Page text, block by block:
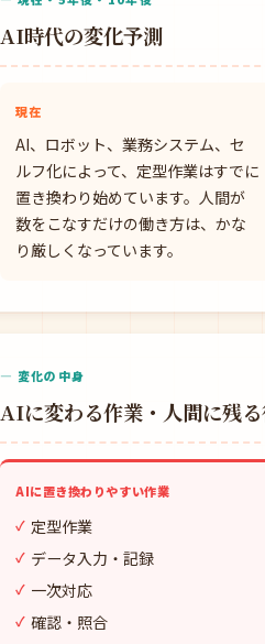
AI時代の変化予測
現在
AI、ロボット、業務システム、セ
ルフ化によって、定型作業はすでに
置き換わり始めています。人間が
数をこなすだけの働き方は、かな
り厳しくなっています。
— 変化の中身
AIに変わる作業・人間に残
AIに置き換わりやすい作業
定型作業
データ入力・記録
一次対応
確認・照合